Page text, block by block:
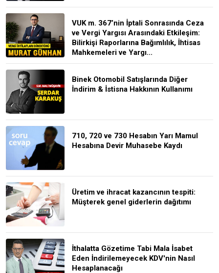
VUK m. 367’nin İptali Sonrasında Ceza
ve Vergi Yargısı Arasındaki Etkileşim:
Bilirkişi Raporlarına Bağımlılık, İhtisas
Mahkemeleri ve Yargı...
Binek Otomobil Satışlarında Diğer
İndirim & İstisna Hakkının Kullanımı
710, 720 ve 730 Hesabın Yarı Mamul
Hesabına Devir Muhasebe Kaydı
Üretim ve ihracat kazancının tespiti:
Müşterek genel giderlerin dağıtımı
İthalatta Gözetime Tabi Mala İsabet
Eden İndirilemeyecek KDV'nin Nasıl
Hesaplanacağı